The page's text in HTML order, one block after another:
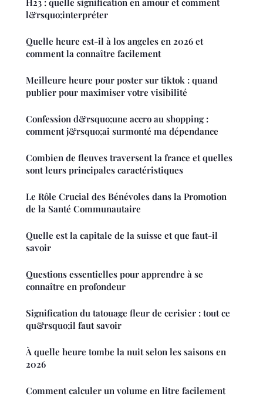
l&rsquo;interpréter
Quelle heure est-il à los angeles en 2026 et
comment la connaître facilement
Meilleure heure pour poster sur tiktok : quand
publier pour maximiser votre visibilité
Confession d&rsquo;une accro au shopping :
comment j&rsquo;ai surmonté ma dépendance
Combien de fleuves traversent la france et quelles
sont leurs principales caractéristiques
Le Rôle Crucial des Bénévoles dans la Promotion
de la Santé Communautaire
Quelle est la capitale de la suisse et que faut-il
savoir
Questions essentielles pour apprendre à se
connaître en profondeur
Signification du tatouage fleur de cerisier : tout ce
qu&rsquo;il faut savoir
À quelle heure tombe la nuit selon les saisons en
2026
Comment calculer un volume en litre facilement